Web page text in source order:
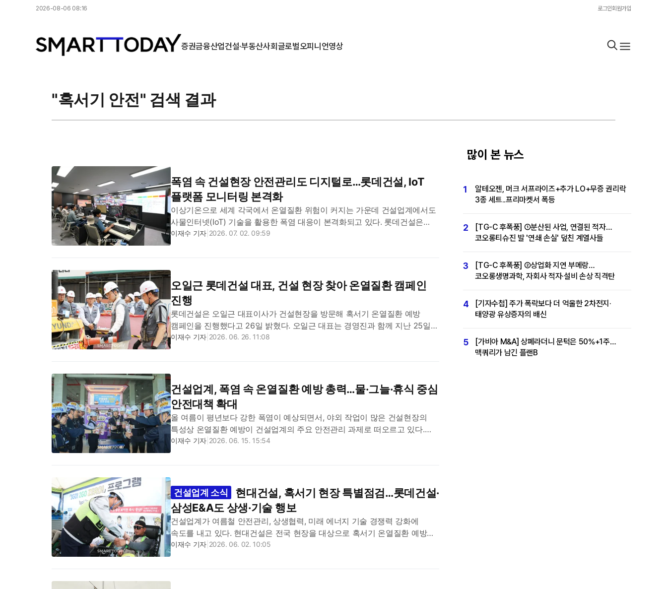
2026-08-06 08:16 로그인회원가입
증권금융산업건설·부동산사회글로벌오피니언영상
"혹서기 안전" 검색 결과
폭염 속 건설현장 안전관리도 디지털로…롯데건설, IoT
플랫폼 모니터링 본격화
이상기온으로 세계 각국에서 온열질환 위험이 커지는 가운데 건설업계에서도
사물인터넷(IoT) 기술을 활용한 폭염 대응이 본격화되고 있다. 롯데건설은
혹서기 폭염을 대비해 건설현장 근로자의 온열질환을 예방하고 안전한
이재수 기자 2026. 07. 02. 09:59
오일근 롯데건설 대표, 건설 현장 찾아 온열질환 캠페인
진행
롯데건설은 오일근 대표이사가 건설현장을 방문해 혹서기 온열질환 예방
캠페인을 진행했다고 26일 밝혔다. 오일근 대표는 경영진과 함께 지난 25일
경기도 오산시 ‘롯데캐슬 위너스포레’ 건설현장을 찾아 근로자 600여명에게
이재수 기자 2026. 06. 26. 11:08
건설업계, 폭염 속 온열질환 예방 총력…물·그늘·휴식 중심
안전대책 확대
올 여름이 평년보다 강한 폭염이 예상되면서, 야외 작업이 많은 건설현장의
특성상 온열질환 예방이 건설업계의 주요 안전관리 과제로 떠오르고 있다.
주요 건설사들이 여름철 현장 근로자 건강 보호와 안전사고 예방에 나섰다.
이재수 기자 2026. 06. 15. 15:54
건설업계 소식
현대건설, 혹서기 현장 특별점검…롯데건설·
삼성E&A도 상생·기술 행보
건설업계가 여름철 안전관리, 상생협력, 미래 에너지 기술 경쟁력 강화에
속도를 내고 있다. 현대건설은 전국 현장을 대상으로 혹서기 온열질환 예방
프로그램을 가동했고, 롯데건설은 공정거래위원회 및 대한전문건설협회와
이재수 기자 2026. 06. 02. 10:05
많이 본 뉴스
1
알테오젠, 머크 서프라이즈+추가 LO+무증 권리락
3종 세트..프리마켓서 폭등
2
[TG-C 후폭풍] ①분산된 사업, 연결된 적자…
코오롱티슈진 발 '연쇄 손실' 덮친 계열사들
3
[TG-C 후폭풍] ②상업화 지연 부메랑…
코오롱생명과학, 자회사 적자·설비 손상 직격탄
4
[기자수첩] 주가 폭락보다 더 억울한 2차전지·
태양광 유상증자의 배신
5
[가비아 M&A] 상폐라더니 문턱은 50%+1주…
맥쿼리가 남긴 플랜B